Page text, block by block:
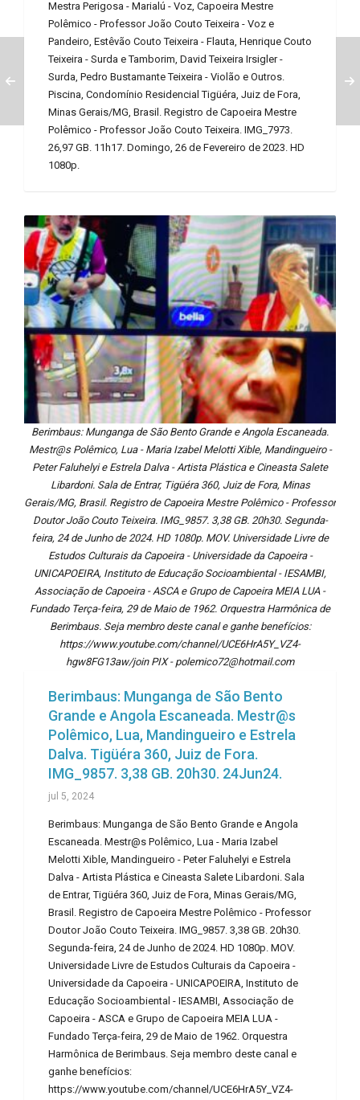
Mestra Perigosa - Marialú - Voz, Capoeira Mestre
Polêmico - Professor João Couto Teixeira - Voz e
Pandeiro, Estêvão Couto Teixeira - Flauta, Henrique Couto
Teixeira - Surda e Tamborim, David Teixeira Irsigler -
Surda, Pedro Bustamante Teixeira - Violão e Outros.
Piscina, Condomínio Residencial Tigüéra, Juiz de Fora,
Minas Gerais/MG, Brasil. Registro de Capoeira Mestre
Polêmico - Professor João Couto Teixeira. IMG_7973.
26,97 GB. 11h17. Domingo, 26 de Fevereiro de 2023. HD
1080p.
Berimbaus: Munganga de São Bento Grande e Angola Escaneada.
Mestr@s Polêmico, Lua - Maria Izabel Melotti Xible, Mandingueiro -
Peter Faluhelyi e Estrela Dalva - Artista Plástica e Cineasta Salete
Libardoni. Sala de Entrar, Tigüéra 360, Juiz de Fora, Minas
Gerais/MG, Brasil. Registro de Capoeira Mestre Polêmico - Professor
Doutor João Couto Teixeira. IMG_9857. 3,38 GB. 20h30. Segunda-
feira, 24 de Junho de 2024. HD 1080p. MOV. Universidade Livre de
Estudos Culturais da Capoeira - Universidade da Capoeira -
UNICAPOEIRA, Instituto de Educação Socioambiental - IESAMBI,
Associação de Capoeira - ASCA e Grupo de Capoeira MEIA LUA -
Fundado Terça-feira, 29 de Maio de 1962. Orquestra Harmônica de
Berimbaus. Seja membro deste canal e ganhe benefícios:
https://www.youtube.com/channel/UCE6HrA5Y_VZ4-
hgw8FG13aw/join PIX - polemico72@hotmail.com
Berimbaus: Munganga de São Bento
Grande e Angola Escaneada. Mestr@s
Polêmico, Lua, Mandingueiro e Estrela
Dalva. Tigüéra 360, Juiz de Fora.
IMG_9857. 3,38 GB. 20h30. 24Jun24.
jul 5, 2024
Berimbaus: Munganga de São Bento Grande e Angola
Escaneada. Mestr@s Polêmico, Lua - Maria Izabel
Melotti Xible, Mandingueiro - Peter Faluhelyi e Estrela
Dalva - Artista Plástica e Cineasta Salete Libardoni. Sala
de Entrar, Tigüéra 360, Juiz de Fora, Minas Gerais/MG,
Brasil. Registro de Capoeira Mestre Polêmico - Professor
Doutor João Couto Teixeira. IMG_9857. 3,38 GB. 20h30.
Segunda-feira, 24 de Junho de 2024. HD 1080p. MOV.
Universidade Livre de Estudos Culturais da Capoeira -
Universidade da Capoeira - UNICAPOEIRA, Instituto de
Educação Socioambiental - IESAMBI, Associação de
Capoeira - ASCA e Grupo de Capoeira MEIA LUA -
Fundado Terça-feira, 29 de Maio de 1962. Orquestra
Harmônica de Berimbaus. Seja membro deste canal e
ganhe benefícios:
https://www.youtube.com/channel/UCE6HrA5Y_VZ4-